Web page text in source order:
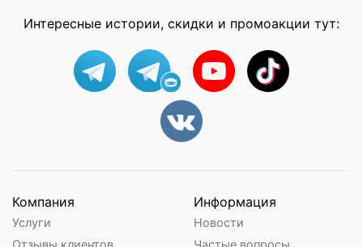
Интересные истории, скидки и промоакции тут:
Компания
Услуги
Отзывы клиентов
Информация
Новости
Частые вопросы